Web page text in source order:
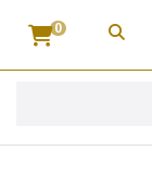
0